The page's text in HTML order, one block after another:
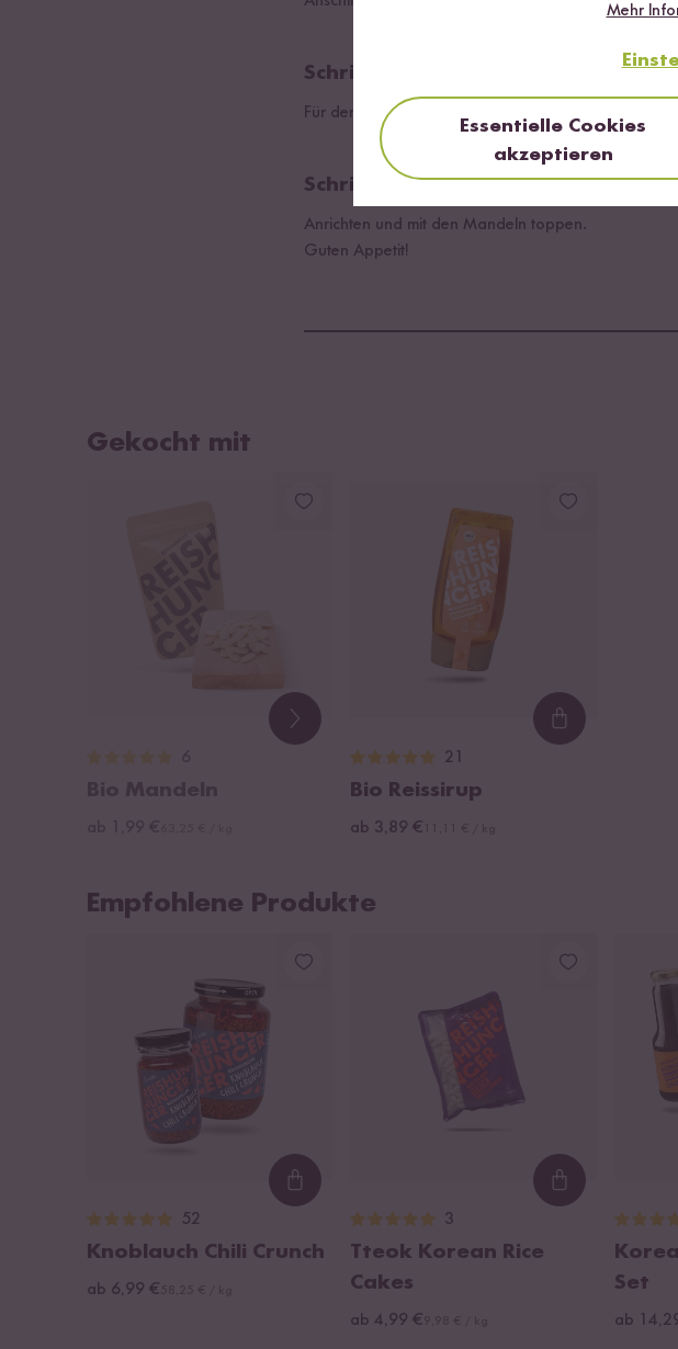
Schritt 03
Für den Vanille Quark Dip: 125g Magerquark mit
Schritt 04
Anrichten und mit den Mandeln toppen.
Guten Appetit!
Gekocht mit
Loading...
21
Bio Reissirup
ab 3,89 €
Empfohlene Produkte
Loading...
52
Knoblauch Chili Crunch
ab 6,99 €
Loading...
3
Tteok Korean Rice
Cakes
ab 4,99 €
Set
ab
Mehr
Essentielle Cookies
akzeptieren